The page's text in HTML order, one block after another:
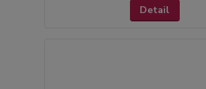
Detail